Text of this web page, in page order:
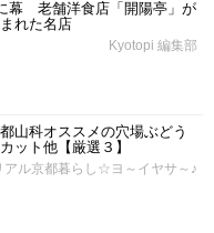
幕 老舗洋食店「開陽亭」が
れた名店
Kyotopi 編集部
山科オススメの穴場ぶどう
ット他【厳選３】
アル京都暮らし☆ヨ～イヤサ～♪